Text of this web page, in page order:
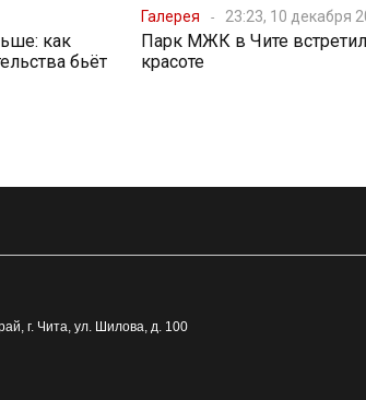
как
бьёт
Галерея 23:23, 10 декабря
Парк МЖК в Чите
красоте
г. Чита, ул. Шилова, д. 100